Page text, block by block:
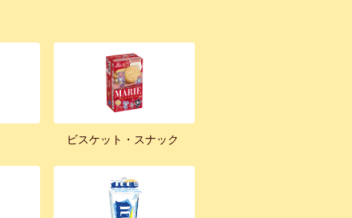
ビスケット・スナック